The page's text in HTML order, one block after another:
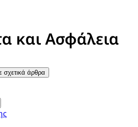
και Ασφάλεια
σχετικά άρθρα